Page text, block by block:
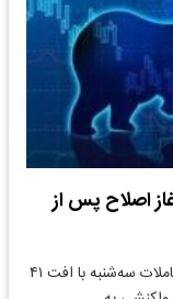
اصلاح پس از
دنیای معدن: شاخص کل بورس تهران در پایان معاملات سه‌شنبه با افت ۴۱